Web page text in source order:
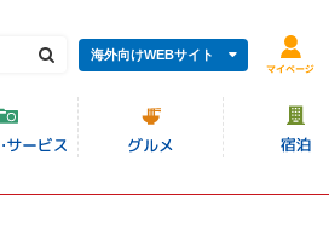
海外向けWEBサイト